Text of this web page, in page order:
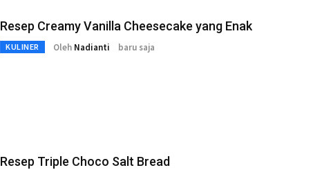
Resep Creamy Vanilla Cheesecake yang Enak
KULINER Oleh Nadianti baru saja
Resep Triple Choco Salt Bread